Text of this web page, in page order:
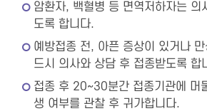
암환자, 백혈병 등 면역저하자는 의
도록 합니다.
예방접종 전, 아픈 증상이 있거나
드시 의사와 상담 후 접종받도록 합
접종 후 20~30분간 접종기관에 머
생 여부를 관찰 후 귀가합니다.